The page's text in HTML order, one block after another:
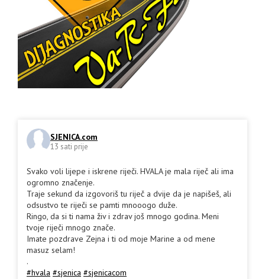
SJENICA.com
13 sati prije
Svako voli lijepe i iskrene riječi. HVALA je mala riječ ali ima
ogromno značenje.
Traje sekund da izgovoriš tu riječ a dvije da je napišeš, ali
odsustvo te riječi se pamti mnooogo duže.
Ringo, da si ti nama živ i zdrav još mnogo godina. Meni
tvoje riječi mnogo znače.
Imate pozdrave Zejna i ti od moje Marine a od mene
masuz selam!
.
#hvala #sjenica #sjenicacom